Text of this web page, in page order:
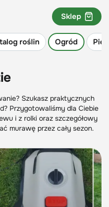
roślin Ogród
Sklep
Szukasz praktycznych
Przygotowaliśmy dla Ciebie
i z rolki oraz szczegółowy
murawę przez cały sezon.